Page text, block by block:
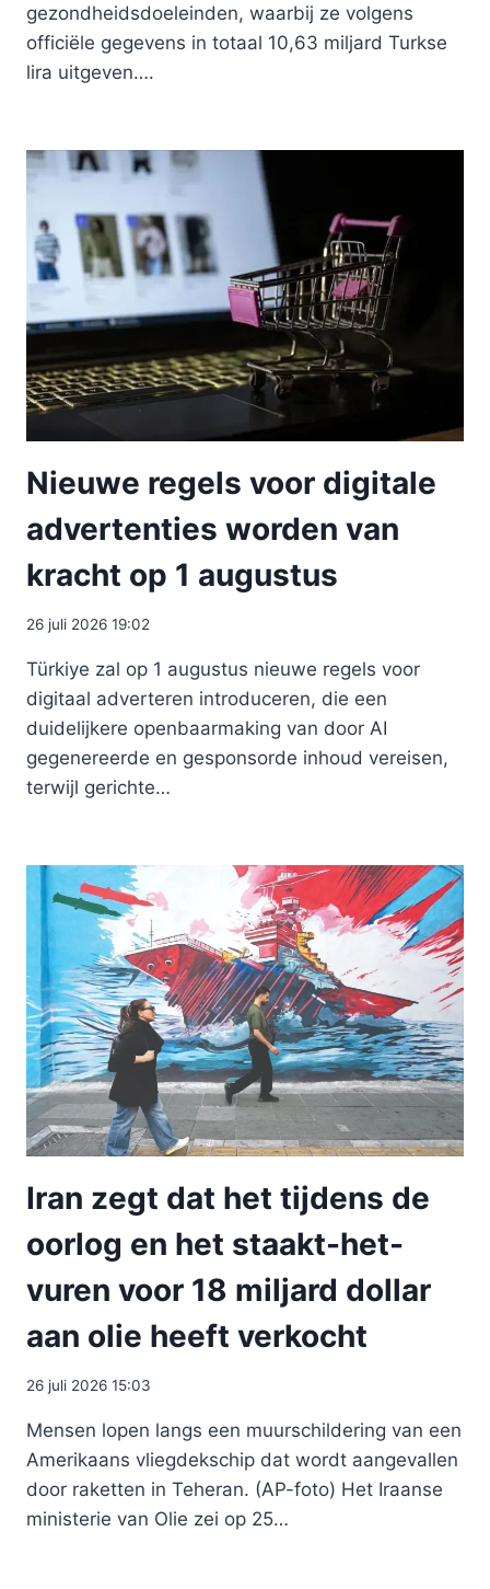
gezondheidsdoeleinden, waarbij ze volgens
officiële gegevens in totaal 10,63 miljard Turkse
lira uitgeven….
Nieuwe regels voor digitale
advertenties worden van
kracht op 1 augustus
26 juli 2026 19:02
Türkiye zal op 1 augustus nieuwe regels voor
digitaal adverteren introduceren, die een
duidelijkere openbaarmaking van door AI
gegenereerde en gesponsorde inhoud vereisen,
terwijl gerichte…
Iran zegt dat het tijdens de
oorlog en het staakt-het-
vuren voor 18 miljard dollar
aan olie heeft verkocht
26 juli 2026 15:03
Mensen lopen langs een muurschildering van een
Amerikaans vliegdekschip dat wordt aangevallen
door raketten in Teheran. (AP-foto) Het Iraanse
ministerie van Olie zei op 25…